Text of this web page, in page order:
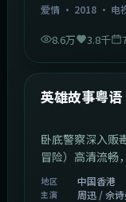
爱情· 2018· 电
8.6万 3.8千
热门
英雄故事粤
卧底警察深入贩
冒险）高清流畅
地区 中国香港
主演
周迅 / 佘